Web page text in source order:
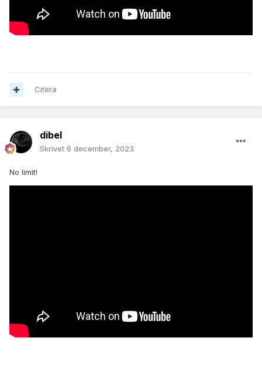
Citera
dibel
Skrivet 6 december, 2023
No limit!